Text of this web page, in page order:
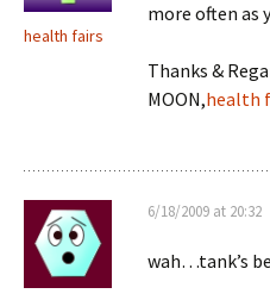
health fairs
more often as
Thanks &
MOON,health
6/18/2009 at 20:32
wah…tank’s